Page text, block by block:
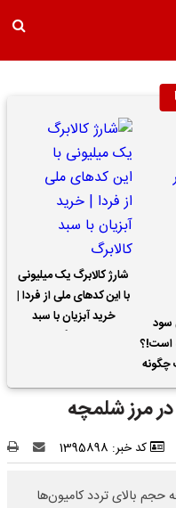
سود
است!؟
چگونه
شارژ کالابرگ یک میلیونی
با این کدهای ملی از فردا |
خرید آبزیان با سبد
کد خبر: 1395898
شلمچه حجم بالای تردد کامیون‌ها